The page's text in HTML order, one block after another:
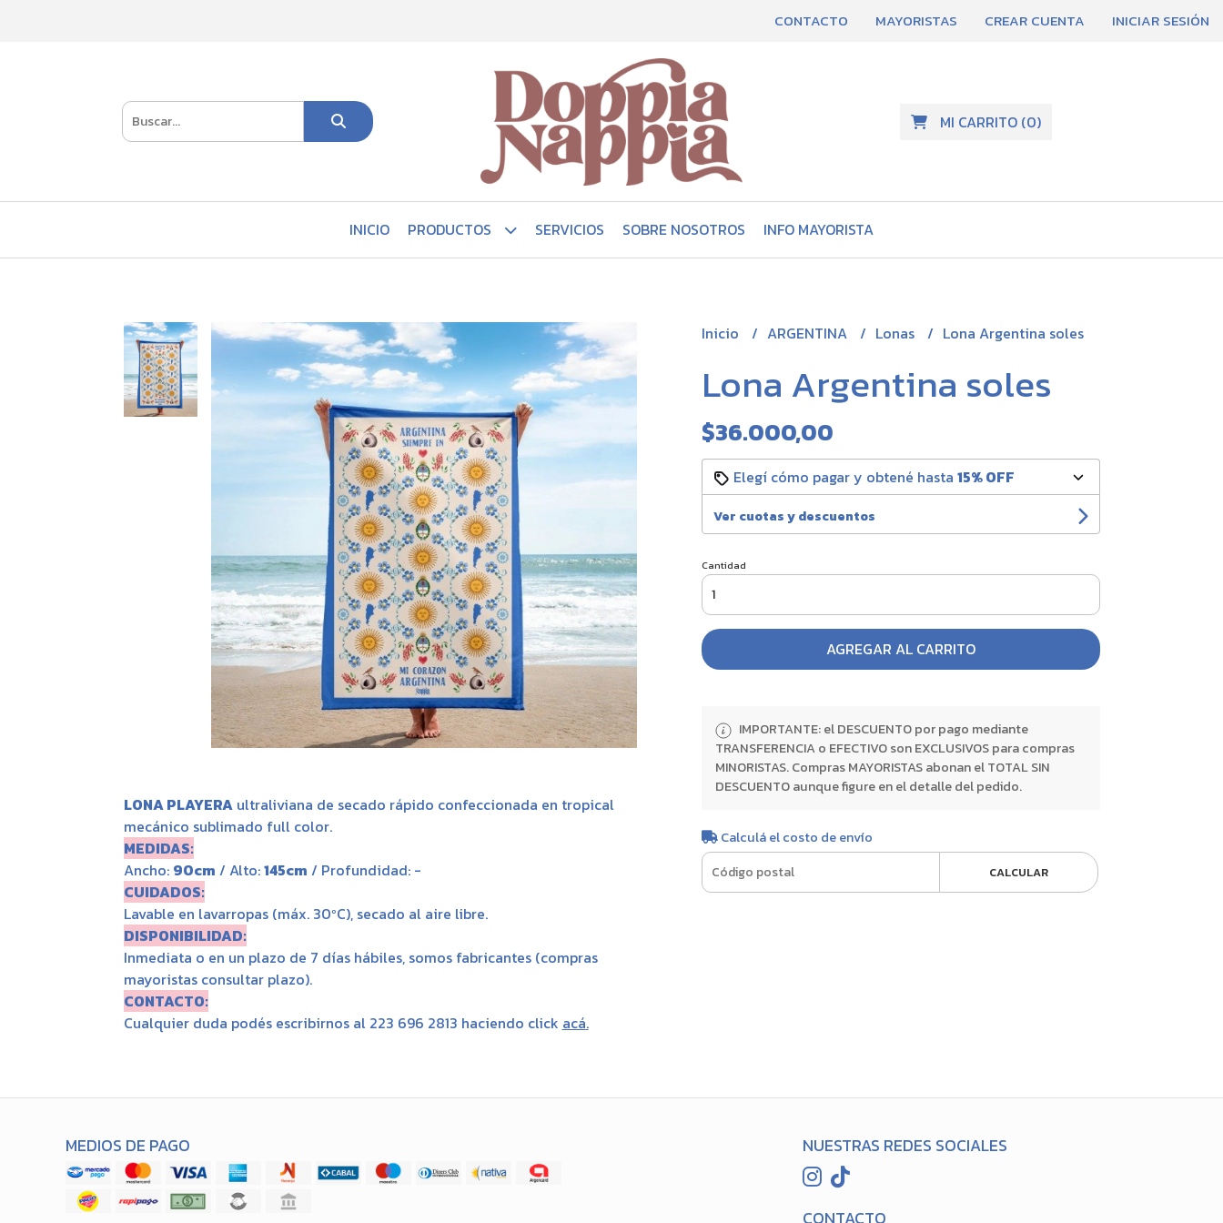
CONTACTO MAYORISTAS CREAR CUENTA INICIAR SESIÓN
MI CARRITO(0)
INICIO PRODUCTOS SERVICIOS SOBRE NOSOTROS INFO MAYORISTA
LONA PLAYERAultraliviana de secado rápido confeccionada en tropical
mecánico sublimado full color.
MEDIDAS:
Ancho: 90cm / Alto:145cm / Profundidad: -
CUIDADOS:
Lavable en lavarropas (máx. 30ºC), secado al aire libre.
DISPONIBILIDAD:
Inmediata o en un plazo de 7 días hábiles, somos fabricantes (compras
mayoristas consultar plazo).
CONTACTO:
Cualquier duda podés escribirnos al 223 696 2813 haciendo click acá.
Inicio ARGENTINA Lonas Lona Argentina soles
Lona Argentina soles
$36.000,00
Elegí cómo pagar y obtené hasta 15% OFF
Ver cuotas y descuentos
Cantidad
AGREGAR AL CARRITO
IMPORTANTE: el DESCUENTO por pago mediante
TRANSFERENCIA o EFECTIVO son EXCLUSIVOS para compras
MINORISTAS. Compras MAYORISTAS abonan el TOTAL SIN
DESCUENTO aunque figure en el detalle del pedido.
Calculá el costo de envío
CALCULAR
MEDIOS DE PAGO NUESTRAS REDES SOCIALES